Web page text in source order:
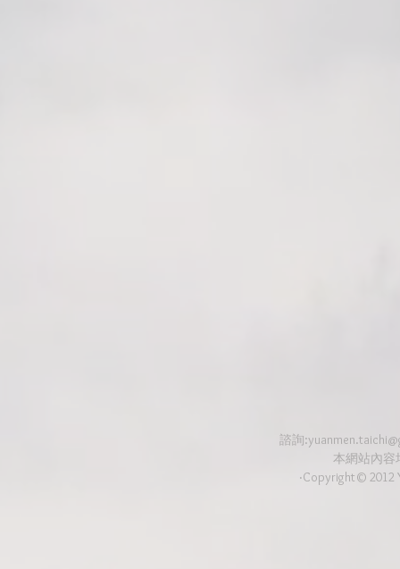
諮詢:
本網站內容
‧Copyright© 2012